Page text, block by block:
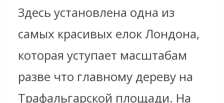
Здесь установлена одна из
самых красивых елок Лондона,
которая уступает масштабам
разве что главному дереву на
Трафальгарской площади. На